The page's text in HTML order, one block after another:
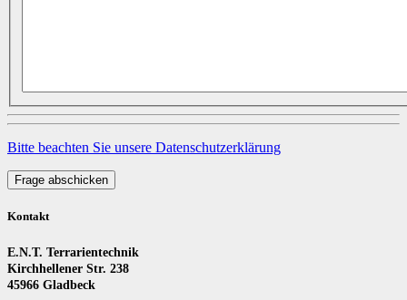
Bitte beachten Sie unsere Datenschutzerklärung
Frage abschicken
Kontakt
E.N.T. Terrarientechnik
Kirchhellener Str. 238
45966 Gladbeck